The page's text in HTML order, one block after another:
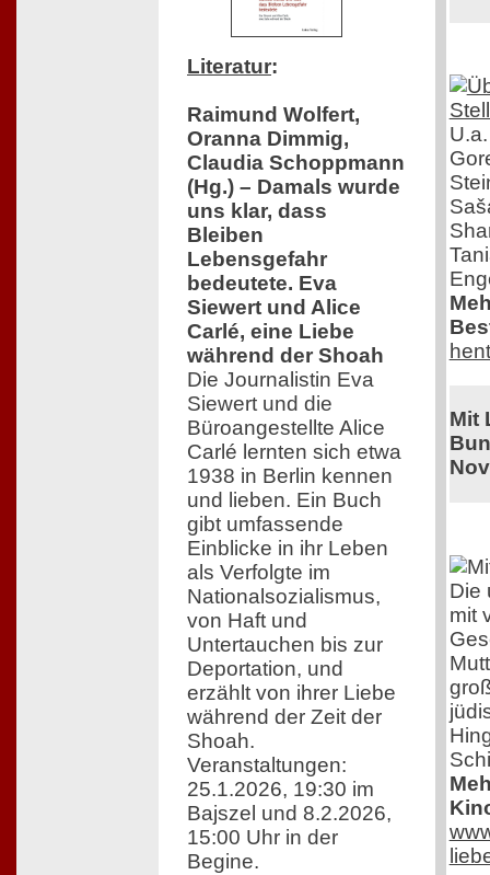
Literatur:
Raimund Wolfert,
Oranna Dimmig,
Claudia Schoppmann
(Hg.) – Damals wurde
uns klar, dass
Bleiben
Lebensgefahr
bedeutete. Eva
Siewert und Alice
Carlé, eine Liebe
während der Shoah
Die Journalistin Eva
Siewert und die
Büroangestellte Alice
Carlé lernten sich etwa
1938 in Berlin kennen
und lieben. Ein Buch
gibt umfassende
Einblicke in ihr Leben
als Verfolgte im
Nationalsozialismus,
von Haft und
Untertauchen bis zur
Deportation, und
erzählt von ihrer Liebe
während der Zeit der
Shoah.
Veranstaltungen:
25.1.2026, 19:30 im
Bajszel und 8.2.2026,
15:00 Uhr in der
Begine.
Mit
Die
mit